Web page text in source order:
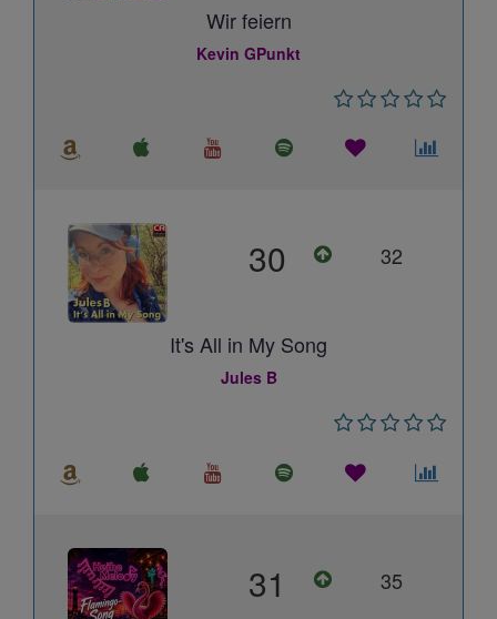
Wir feiern
Kevin GPunkt
30 32
It's All in My Song
Jules B
31 35